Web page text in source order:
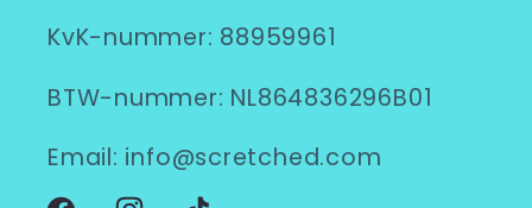
KvK-nummer: 88959961
BTW-nummer: NL864836296B01
Email: info@scretched.com